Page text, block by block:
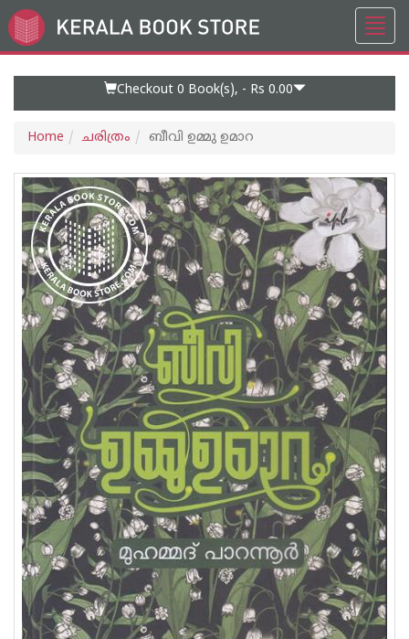
Go
to
Checkout 0 Book(s), - Rs 0.00
Home ചരിത്രം ബീവി ഉമ്മു ഉമാറ